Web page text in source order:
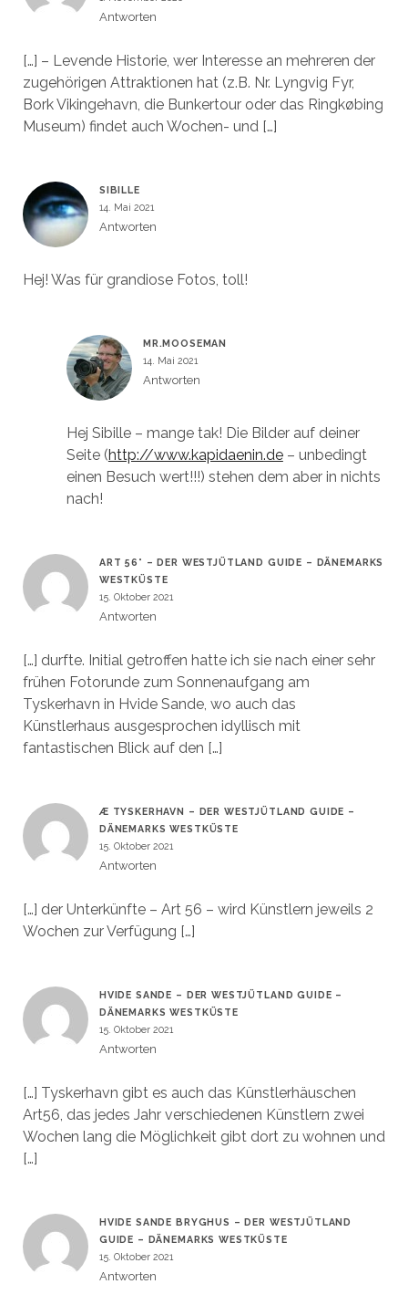
Antworten
[…] – Levende Historie, wer Interesse an mehreren der
zugehörigen Attraktionen hat (z.B. Nr. Lyngvig Fyr,
Bork Vikingehavn, die Bunkertour oder das Ringkøbing
Museum) findet auch Wochen- und […]
SIBILLE
14. Mai 2021
Antworten
Hej! Was für grandiose Fotos, toll!
MR.MOOSEMAN
14. Mai 2021
Antworten
Hej Sibille – mange tak! Die Bilder auf deiner
Seite (http://www.kapidaenin.de– unbedingt
einen Besuch wert!!!) stehen dem aber in nichts
nach!
ART 56° – DER WESTJÜTLAND GUIDE – DÄNEMARKS
WESTKÜSTE
15. Oktober 2021
Antworten
[…] durfte. Initial getroffen hatte ich sie nach einer sehr
frühen Fotorunde zum Sonnenaufgang am
Tyskerhavn in Hvide Sande, wo auch das
Künstlerhaus ausgesprochen idyllisch mit
fantastischen Blick auf den […]
Æ TYSKERHAVN – DER WESTJÜTLAND GUIDE –
DÄNEMARKS WESTKÜSTE
15. Oktober 2021
Antworten
[…] der Unterkünfte – Art 56 – wird Künstlern jeweils 2
Wochen zur Verfügung […]
HVIDE SANDE – DER WESTJÜTLAND GUIDE –
DÄNEMARKS WESTKÜSTE
15. Oktober 2021
Antworten
[…] Tyskerhavn gibt es auch das Künstlerhäuschen
Art56, das jedes Jahr verschiedenen Künstlern zwei
Wochen lang die Möglichkeit gibt dort zu wohnen und
[…]
HVIDE SANDE BRYGHUS – DER WESTJÜTLAND
GUIDE – DÄNEMARKS WESTKÜSTE
15. Oktober 2021
Antworten